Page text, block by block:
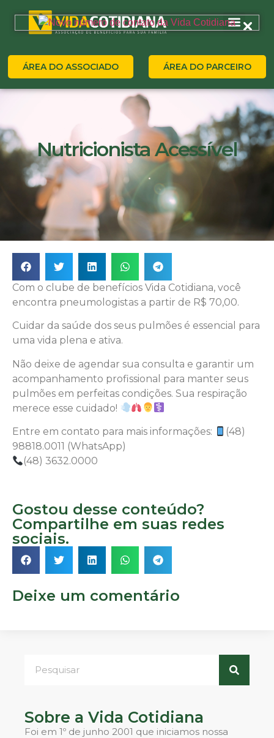
ÁREA DO ASSOCIADO ÁREA DO PARCEIRO
Nutricionista Acessível
Com o clube de benefícios Vida Cotidiana, você
encontra pneumologistas a partir de R$ 70,00.
Cuidar da saúde dos seus pulmões é essencial para
uma vida plena e ativa.
Não deixe de agendar sua consulta e garantir um
acompanhamento profissional para manter seus
pulmões em perfeitas condições. Sua respiração
merece esse cuidado!
Entre em contato para mais informações:
(48)
98818.0011 (WhatsApp)
(48) 3632.0000
Gostou desse conteúdo?
Compartilhe em suas redes
sociais.
Deixe um comentário
Sobre a Vida Cotidiana
Foi em 1º de junho 2001 que iniciamos nossa